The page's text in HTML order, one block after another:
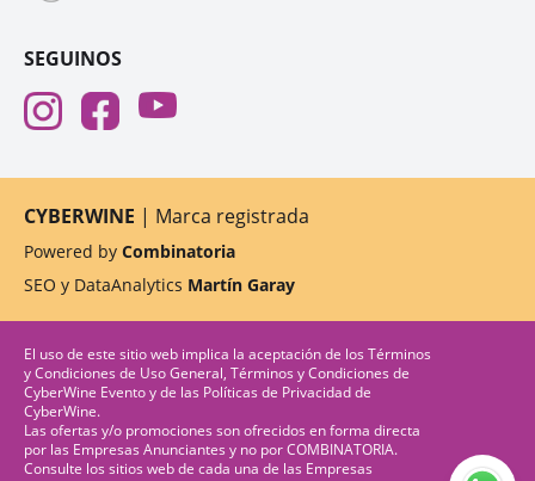
SEGUINOS
CYBERWINE | Marca registrada
Powered by Combinatoria
SEO y DataAnalytics Martín Garay
El uso de este sitio web implica la aceptación de los Términos
y Condiciones de Uso General, Términos y Condiciones de
CyberWine Eventoy de las Políticas de Privacidadde
CyberWine.
Las ofertas y/o promociones son ofrecidos en forma directa
por las Empresas Anunciantes y no por COMBINATORIA.
Consulte los sitios web de cada una de las Empresas